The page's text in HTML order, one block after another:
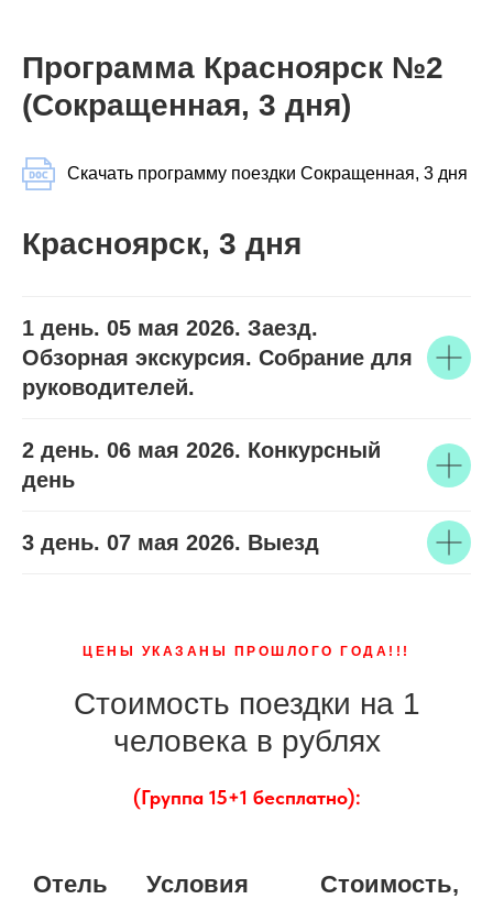
Программа Красноярск №2
(Сокращенная, 3 дня)
Скачать программу поездки Сокращенная, 3 дня
Красноярск, 3 дня
1 день. 05 мая 2026. Заезд.
Обзорная экскурсия. Собрание для
руководителей.
2 день. 06 мая 2026. Конкурсный
день
3 день. 07 мая 2026. Выезд
ЦЕНЫ УКАЗАНЫ ПРОШЛОГО ГОДА!!!
Стоимость поездки на 1
человека в рублях
(Группа 15+1 бесплатно):
Отель
Условия
Стоимость,